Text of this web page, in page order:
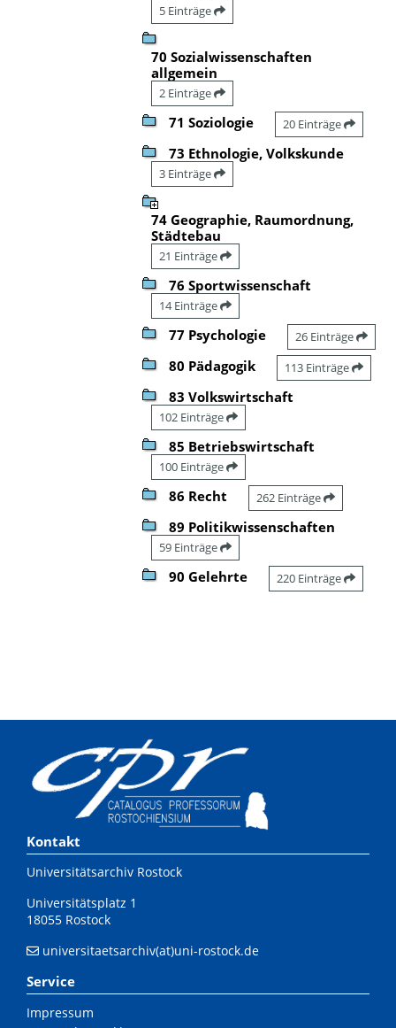
5 Einträge
70 Sozialwissenschaften
allgemein
2 Einträge
71 Soziologie 20 Einträge
73 Ethnologie, Volkskunde
3 Einträge
74 Geographie, Raumordnung,
Städtebau
21 Einträge
76 Sportwissenschaft
14 Einträge
77 Psychologie 26 Einträge
80 Pädagogik 113 Einträge
83 Volkswirtschaft
102 Einträge
85 Betriebswirtschaft
100 Einträge
86 Recht 262 Einträge
89 Politikwissenschaften
59 Einträge
90 Gelehrte 220 Einträge
Kontakt
Universitätsarchiv Rostock
Universitätsplatz 1
18055 Rostock
universitaetsarchiv(at)uni-rostock.de
Service
Impressum